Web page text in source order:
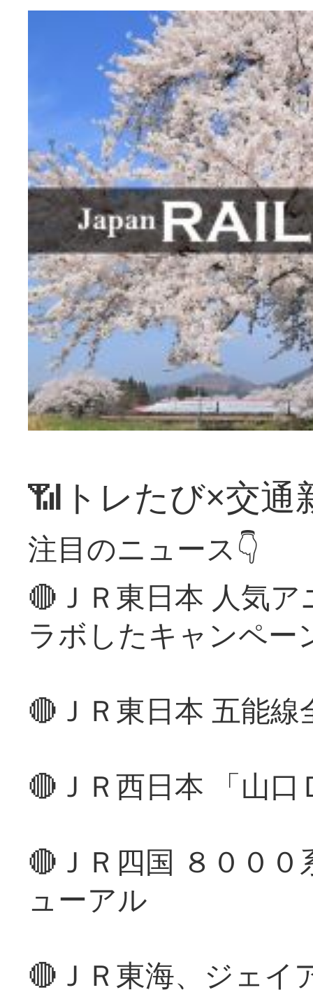
📶トレたび×交通
注目のニュース👇
🔴ＪＲ東日本 人気
ラボしたキャンペー
🔴ＪＲ東日本 五能
🔴ＪＲ西日本 「山
🔴ＪＲ四国 ８００
ューアル
🔴ＪＲ東海、ジェイ